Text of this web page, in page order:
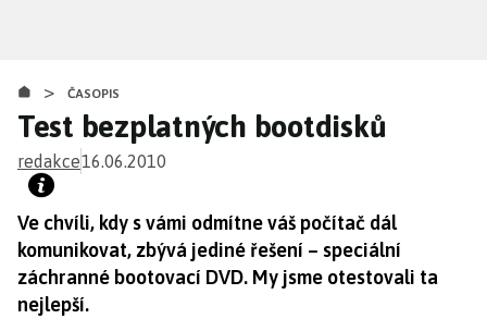
obsahu
> ČASOPIS
Test bezplatných bootdisků
redakce16.06.2010
Ve chvíli, kdy s vámi odmítne váš počítač dál
komunikovat, zbývá jediné řešení – speciální
záchranné bootovací DVD. My jsme otestovali ta
nejlepší.